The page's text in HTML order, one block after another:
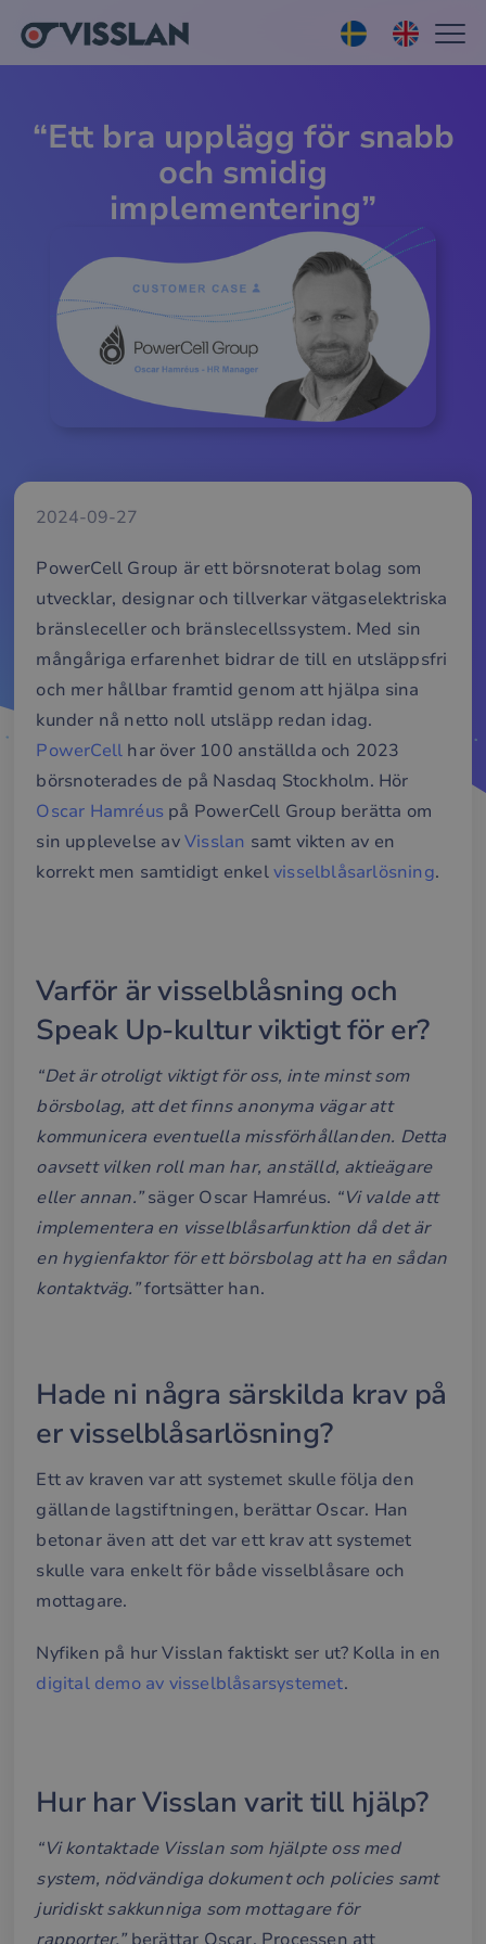
“Ett bra upplägg för snabb
och smidig
implementering”
2024-09-27
PowerCell Group är ett börsnoterat bolag som
utvecklar, designar och tillverkar vätgaselektriska
bränsleceller och bränslecellssystem. Med sin
mångåriga erfarenhet bidrar de till en utsläppsfri
och mer hållbar framtid genom att hjälpa sina
kunder nå netto noll utsläpp redan idag.
PowerCell har över 100 anställda och 2023
börsnoterades de på Nasdaq Stockholm. Hör
Oscar Hamréus på PowerCell Group berätta om
sin upplevelse avVisslan samt vikten av en
korrekt men samtidigt enkelvisselblåsarlösning.
Varför är visselblåsning och
Speak Up-kultur viktigt för er?
“Det är otroligt viktigt för oss, inte minst som
börsbolag, att det finns anonyma vägar att
kommunicera eventuella missförhållanden. Detta
oavsett vilken roll man har, anställd, aktieägare
eller annan.”säger Oscar Hamréus. “Vi valde att
implementera en visselblåsarfunktion då det är
en hygienfaktor för ett börsbolag att ha en sådan
kontaktväg.”fortsätter han.
Hade ni några särskilda krav på
er visselblåsarlösning?
Ett av kraven var att systemet skulle följa den
gällande lagstiftningen, berättar Oscar. Han
betonar även att det var ett krav att systemet
skulle vara enkelt för både visselblåsare och
mottagare.
Nyfiken på hur Visslan faktiskt ser ut? Kolla in en
digital demo av visselblåsarsystemet.
Hur har Visslan varit till hjälp?
“Vi kontaktade Visslan som hjälpte oss med
system, nödvändiga dokument och policies samt
juridiskt sakkunniga som mottagare för
rapporter.”berättar Oscar. Processen att